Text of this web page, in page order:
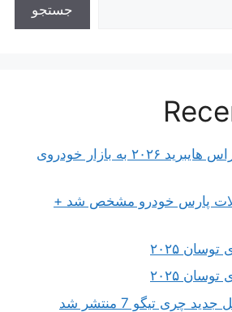
جستجو
ورود تویوتا کرولا کراس هایبرید ۲۰۲۶ به بازار خودروی
پارس خودرو مشخص شد +
۲۰۲۵
۲۰۲۵
چری تیگو 7 منتشر شد